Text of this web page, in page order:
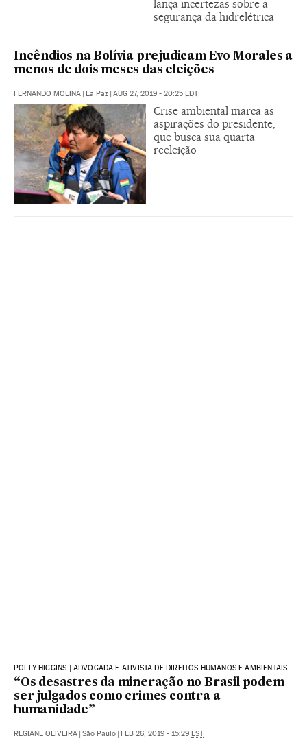
lança incertezas sobre a
segurança da hidrelétrica
Incêndios na Bolívia prejudicam Evo Morales a
menos de dois meses das eleições
FERNANDO MOLINA | La Paz | AUG 27, 2019 - 20:25 EDT
Crise ambiental marca as
aspirações do presidente,
que busca sua quarta
reeleição
POLLY HIGGINS | ADVOGADA E ATIVISTA DE DIREITOS HUMANOS E AMBIENTAIS
“Os desastres da mineração no Brasil podem
ser julgados como crimes contra a
humanidade”
REGIANE OLIVEIRA | São Paulo | FEB 26, 2019 - 15:29 EST